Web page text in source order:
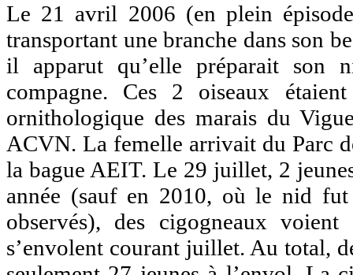
Le 21 avril 2006 (en plein
transportant une branche dans son
il apparut qu’elle préparait son
compagne. Ces 2 oiseaux
ornithologique des marais du
ACVN. La femelle arrivait du Parc
la bague AEIT. Le 29 juillet, 2
année (sauf en 2010, où le nid fut
observés), des cigogneaux
s’envolent courant juillet. Au total,